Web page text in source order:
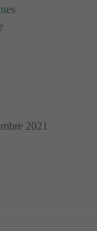
2021
de limón ácido
Marshmallows